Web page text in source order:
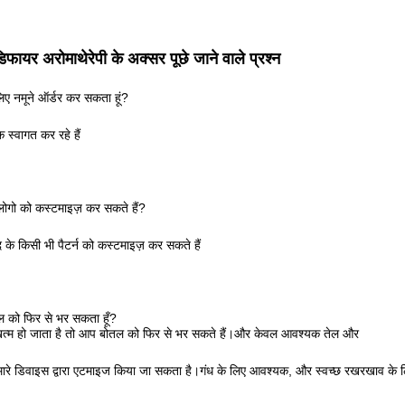
अरोमाथेरेपी के अक्सर पूछे जाने वाले प्रश्न
नमूने ऑर्डर कर सकता हूं?
स्वागत कर रहे हैं
को कस्टमाइज़ कर सकते हैं?
किसी भी पैटर्न को कस्टमाइज़ कर सकते हैं
फिर से भर सकता हूँ?
हो जाता है तो आप बोतल को फिर से भर सकते हैं।और केवल आवश्यक तेल और
डिवाइस द्वारा एटमाइज किया जा सकता है।गंध के लिए आवश्यक, और स्वच्छ रखरखाव के